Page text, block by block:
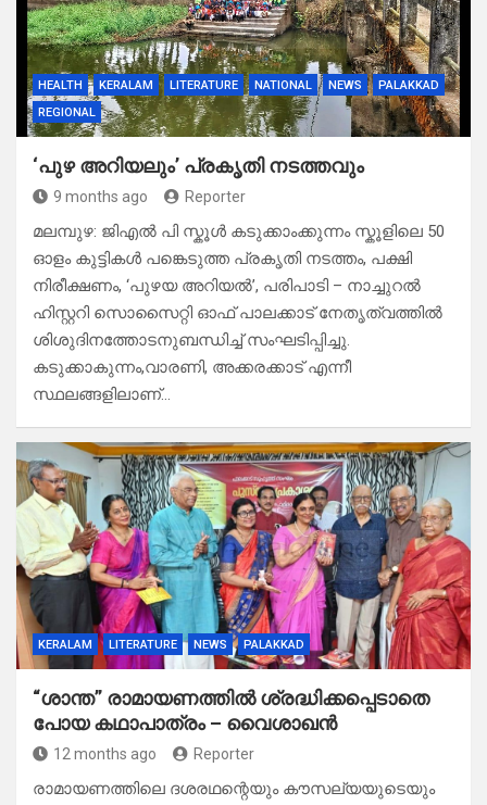
HEALTH KERALAM LITERATURE NATIONAL NEWS
PALAKKAD
REGIONAL
‘പുഴ അറിയലും’ പ്രകൃതി നടത്തവും
9 months ago Reporter
മലമ്പുഴ: ജിഎൽ പി സ്കൂൾ കടുക്കാംക്കുന്നം സ്കൂളിലെ 50
ഓളം കുട്ടികൾ പങ്കെടുത്ത പ്രകൃതി നടത്തം, പക്ഷി
നിരീക്ഷണം, ‘പുഴയ അറിയൽ’, പരിപാടി – നാച്ചുറൽ
ഹിസ്റ്ററി സൊസൈറ്റി ഓഫ് പാലക്കാട് നേതൃത്വത്തിൽ
ശിശുദിനത്തോടനുബന്ധിച്ച് സംഘടിപ്പിച്ചു.
കടുക്കാകുന്നം,വാരണി, അക്കരക്കാട് എന്നീ
സ്ഥലങ്ങളിലാണ്…
KERALAM LITERATURE NEWS PALAKKAD
“ശാന്ത” രാമായണത്തിൽ ശ്രദ്ധിക്കപ്പെടാതെ
പോയ കഥാപാത്രം – വൈശാഖൻ
12 months ago Reporter
രാമായണത്തിലെ ദശരഥന്റെയും കൗസല്യയുടെയും